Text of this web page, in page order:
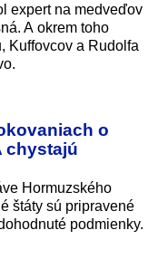
expert na medveďov
A okrem toho
Kuffovcov a Rudolfa
o
chystajú
Hormuzského
štáty sú pripravené
podmienky.